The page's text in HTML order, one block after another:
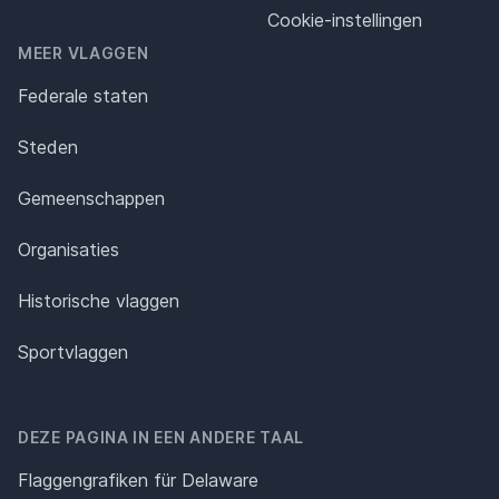
MEER VLAGGEN
Federale staten
Steden
Gemeenschappen
Organisaties
Historische vlaggen
Sportvlaggen
Cookie-instellingen
DEZE PAGINA IN EEN ANDERE TAAL
Flaggengrafiken für Delaware